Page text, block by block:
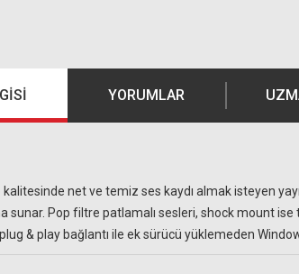
YORUMLAR
net ve temiz ses kaydı almak isteyen
sunar. Pop filtre patlamalı sesleri, shock mount
& play bağlantı ile ek sürücü yüklemeden